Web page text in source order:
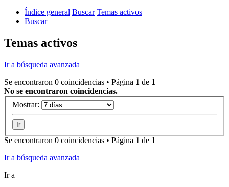
Índice general Buscar Temas activos
Buscar
Temas activos
Ir a búsqueda avanzada
Se encontraron 0 coincidencias • Página 1 de 1
No se encontraron coincidencias.
Mostrar:
Se encontraron 0 coincidencias • Página 1 de 1
Ir a búsqueda avanzada
Ir a